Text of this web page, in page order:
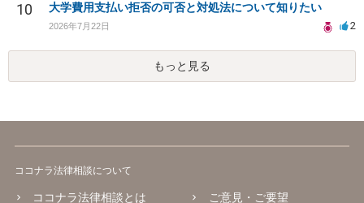
10 大学費用支払い拒否の可否と対処法について知りたい
2026年7月22日 2
もっと見る
ココナラ法律相談について
ココナラ法律相談とは ご意見・ご要望